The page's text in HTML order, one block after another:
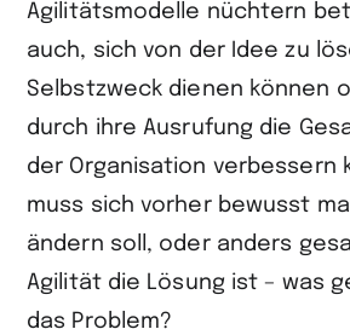
Agilitätsmodelle nüchtern
auch, sich von der Idee zu
Selbstzweck dienen können
durch ihre Ausrufung die
der Organisation verbessern
muss sich vorher bewusst
ändern soll, oder anders
Agilität die Lösung ist – was
das Problem?